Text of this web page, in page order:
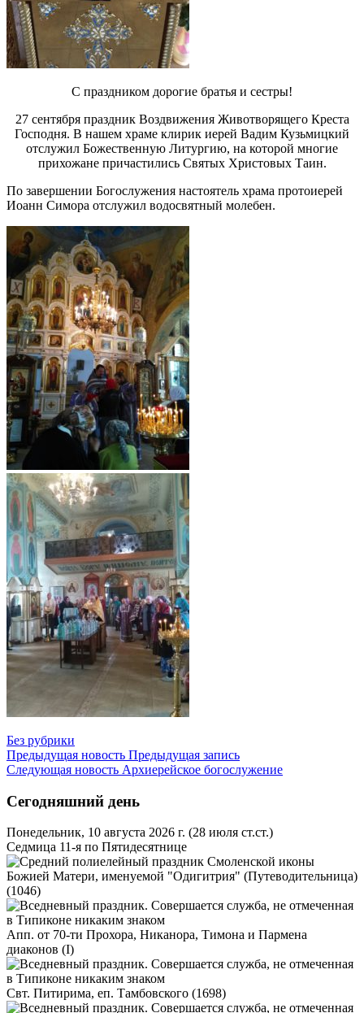
С праздником дорогие братья и сестры!
27 сентября праздник Воздвижения Животворящего Креста
Господня. В нашем храме клирик иерей Вадим Кузьмицкий
отслужил Божественную Литургию, на которой многие
прихожане причастились Святых Христовых Таин.
По завершении Богослужения настоятель храма протоиерей
Иоанн Симора отслужил водосвятный молебен.
Без рубрики
Предыдущая новость Предыдущая запись
Следующая новость Архиерейское богослужение
Сегодняшний день
Понедельник, 10 августа 2026 г. (28 июля ст.ст.)
Седмица 11-я по Пятидесятнице
Смоленской иконы
Божией Матери, именуемой "Одигитрия" (Путеводительница)
(1046)
Апп. от 70-ти Прохора, Никанора, Тимона и Пармена
диаконов (I)
Свт. Питирима, еп. Тамбовского (1698)